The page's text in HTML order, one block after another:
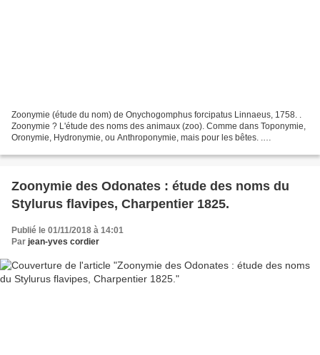
Zoonymie (étude du nom) de Onychogomphus forcipatus Linnaeus, 1758. .
Zoonymie ? L'étude des noms des animaux (zoo). Comme dans Toponymie,
Oronymie, Hydronymie, ou Anthroponymie, mais pour les bêtes. .
Zoonymie des Odonates : étude des noms du
Stylurus flavipes, Charpentier 1825.
Publié le 01/11/2018 à 14:01
Par jean-yves cordier